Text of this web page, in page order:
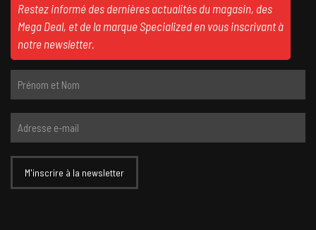
Restez informé des dernières actualités du magasin, des
Mega Deal, et de la marque Specialized en vous inscrivant à
notre newsletter.